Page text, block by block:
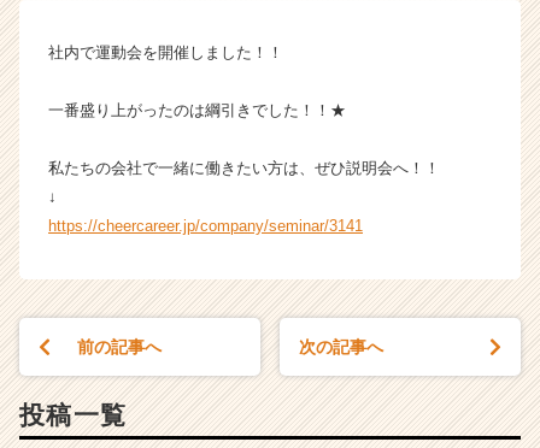
長
か
ス
ウ
く
活
社内で運動会を開催しました！！
一番盛り上がったのは綱引きでした！！★
私たちの会社で一緒に働きたい方は、ぜひ説明会へ！！
↓
https://cheercareer.jp/company/seminar/3141
前の記事へ 次の記事へ
投稿一覧